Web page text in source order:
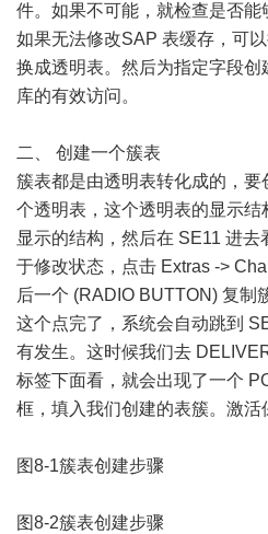
件。如果不可能，就检查是否能
如果无法修改SAP 表缓存，可
换成透明表。然后为指定字段
库的有效访问。
二、 创建一个簇表
簇表都是由透明表转化成的，
个透明表，这个透明表的显示
显示的结构，然后在 SE11 进
于修改状态，点击 Extras ->
后一个 (RADIO BUTTON) 复制
这个点完了，系统会自动跳到
有发生。这时候我们去
标签下面看，就会出现了一个
框，填入我们创建的表簇。激活
图8-1簇表创建步骤
图8-2簇表创建步骤